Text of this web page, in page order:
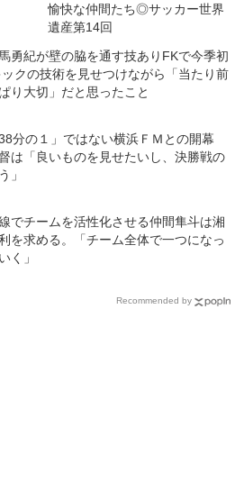
愉快な仲間たち◎サッカー世界
遺産第14回
馬勇紀が壁の脇を通す技ありFKで今季初
クの技術を見せつけながら「当たり前
り大切」だと思ったこと
38分の１」ではない横浜ＦＭとの開幕
は「良いものを見せたいし、決勝戦の
」
線でチームを活性化させる仲間隼斗は湘
を求める。「チーム全体で一つになっ
く」
Recommended by